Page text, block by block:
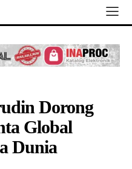
Dorong
Global
Dunia